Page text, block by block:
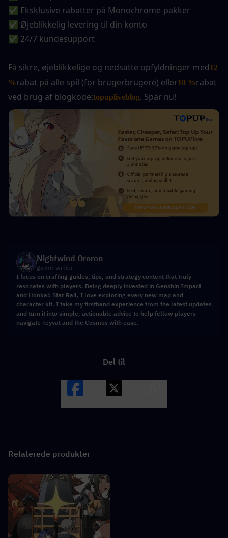
✅ Eksklusive rabatter på Monochrome-pakker
✅ Øjeblikkelig levering til din konto
✅ 24/7 kundesupport
Få sikre, øjeblikkelige og nedsatte opfyldninger med12
%rabat på alle spil (for brugerbrugere) eller10 %rabat
ved brug af blogkode:topupliveblog. Spar nu!
Nightwind Ororon
game writer
I focus on crafting guides, tips, and strategy content that truly
resonates with players. Being deeply invested in Genshin Impact
and Honkai: Star Rail, I love exploring every new map and
character kit. I take my firsthand experience from the latest updates
and turn it into simple, actionable advice to help fellow players
navigate Teyvat and the Cosmos with ease.
Del til
Relaterede produkter